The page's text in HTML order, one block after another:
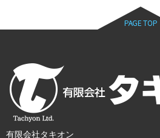
有限会社タキオン